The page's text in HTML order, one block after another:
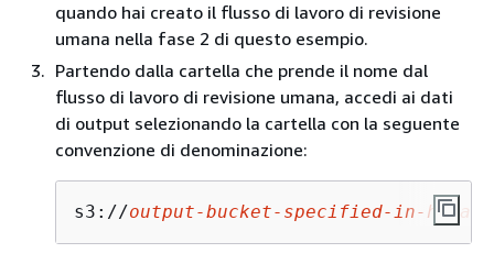
quando hai creato il flusso di lavoro di revisione
umana nella fase 2 di questo esempio.
Partendo dalla cartella che prende il nome dal
flusso di lavoro di revisione umana, accedi ai dati
di output selezionando la cartella con la seguente
convenzione di denominazione:
s3://output-bucket-specified-in-